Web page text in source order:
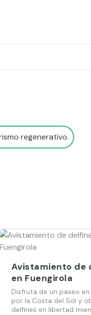
regenerativo.
Avistamiento de
en Fuengirola
Disfruta de un paseo
por la Costa del Sol y
delfines en libertad